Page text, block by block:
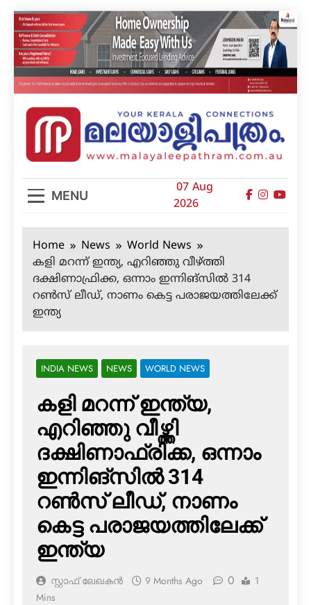
Skip
to
content
മലയാളിപത്രം
MENU
07 Aug
2026
Home News
World News
കളി മറന്ന് ഇന്ത്യ, എറിഞ്ഞു വീഴ്ത്തി
ദക്ഷിണാഫ്രിക്ക, ഒന്നാം ഇന്നിങ്‌സില്‍ 314
റണ്‍സ് ലീഡ്, നാണം കെട്ട പരാജയത്തിലേക്ക്
ഇന്ത്യ
INDIA NEWS NEWS WORLD NEWS
കളി മറന്ന് ഇന്ത്യ,
എറിഞ്ഞു വീഴ്ത്തി
ദക്ഷിണാഫ്രിക്ക, ഒന്നാം
ഇന്നിങ്‌സില്‍ 314
റണ്‍സ് ലീഡ്, നാണം
കെട്ട പരാജയത്തിലേക്ക്
ഇന്ത്യ
സ്റ്റാഫ് ലേഖകൻ 9 Months Ago 0
1
Mins